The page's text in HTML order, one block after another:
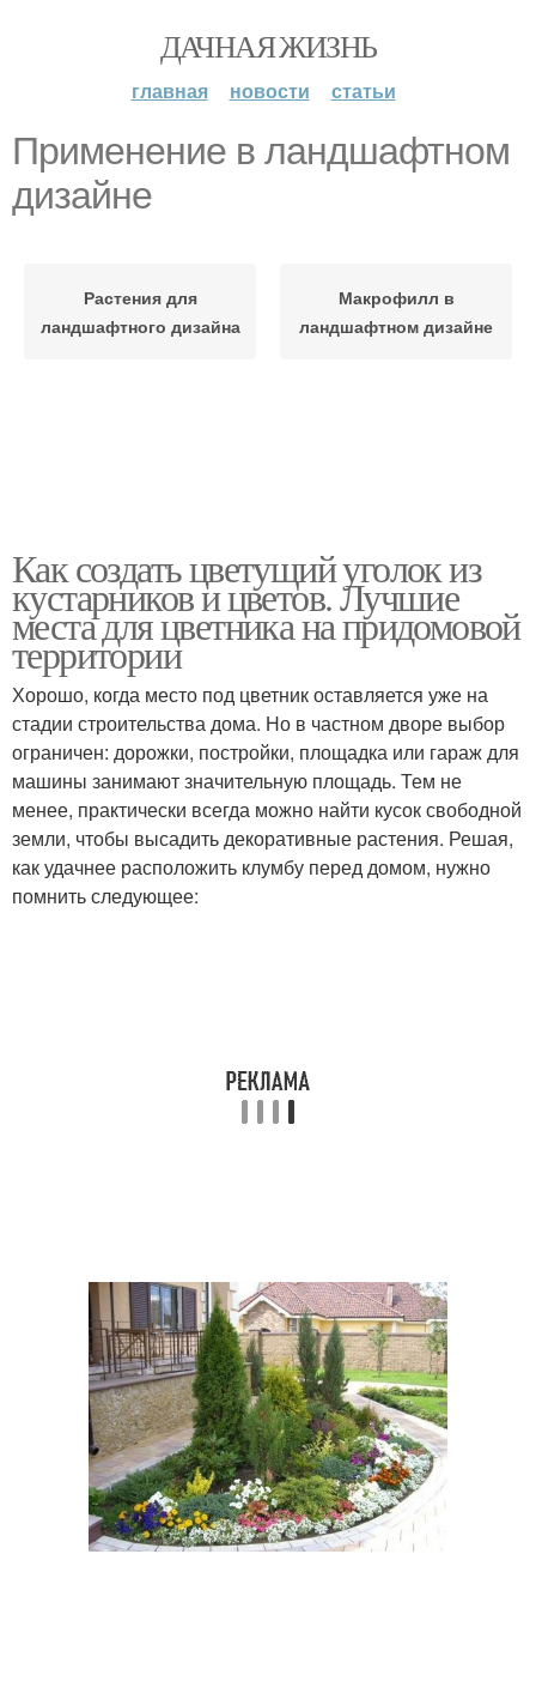
ДАЧНАЯ ЖИЗНЬ
главная новости статьи
Применение в ландшафтном
дизайне
Растения для
ландшафтного дизайна
Макрофилл в
ландшафтном дизайне
Как создать цветущий уголок из
кустарников и цветов. Лучшие
места для цветника на придомовой
территории
Хорошо, когда место под цветник оставляется уже на
стадии строительства дома. Но в частном дворе выбор
ограничен: дорожки, постройки, площадка или гараж для
машины занимают значительную площадь. Тем не
менее, практически всегда можно найти кусок свободной
земли, чтобы высадить декоративные растения. Решая,
как удачнее расположить клумбу перед домом, нужно
помнить следующее: